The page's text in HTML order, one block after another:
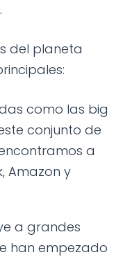
del planeta
como las big
conjunto de
a
Amazon y
a grandes
han empezado